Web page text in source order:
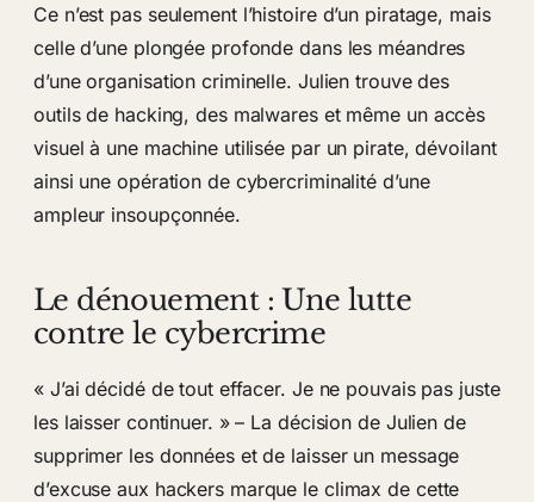
Ce n’est pas seulement l’histoire d’un piratage, mais
celle d’une plongée profonde dans les méandres
d’une organisation criminelle. Julien trouve des
outils de hacking, des malwares et même un accès
visuel à une machine utilisée par un pirate, dévoilant
ainsi une opération de cybercriminalité d’une
ampleur insoupçonnée.
Le dénouement : Une lutte
contre le cybercrime
« J’ai décidé de tout effacer. Je ne pouvais pas juste
les laisser continuer. » – La décision de Julien de
supprimer les données et de laisser un message
d’excuse aux hackers marque le climax de cette